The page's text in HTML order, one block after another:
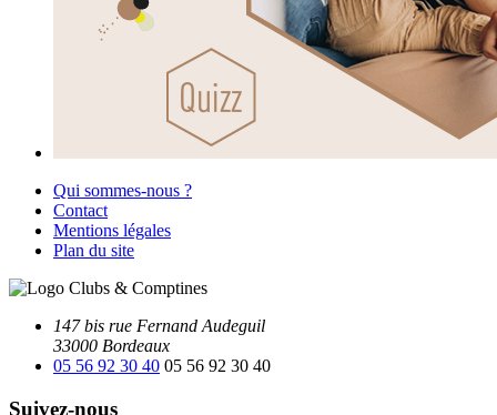
Qui sommes-nous ?
Contact
Mentions légales
Plan du site
147 bis rue Fernand Audeguil
33000 Bordeaux
05 56 92 30 40 05 56 92 30 40
Suivez-nous